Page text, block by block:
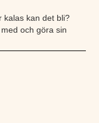
kalas kan det bli?
och göra sin